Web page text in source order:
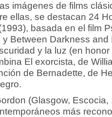
imágenes de films
ellas, se destacan 24
basada en el film
y Between Darkness and
y la luz (en
El exorcista, de
de Bernadette, de
(Glasgow,
más